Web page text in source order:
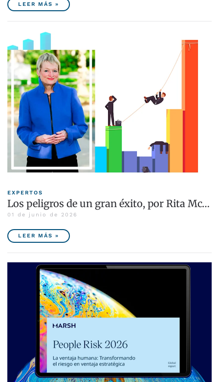
LEER MÁS »
EXPERTOS
Los peligros de un gran éxito, por Rita Mc…
01 de junio de 2026
LEER MÁS »